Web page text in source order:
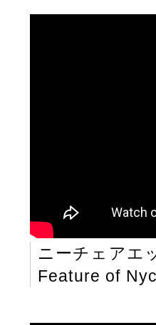
ニーチェアエ
Feature of